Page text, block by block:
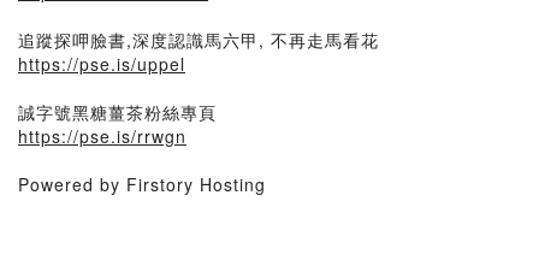
追蹤探呷臉書,深度認識馬六甲, 不再走馬看花
https://pse.is/uppel
誠字號黑糖薑茶粉絲專頁
https://pse.is/rrwgn
Powered by Firstory Hosting